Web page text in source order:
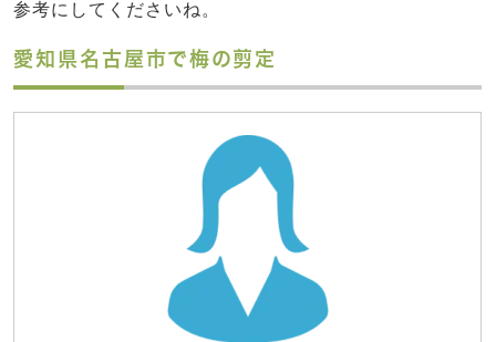
参考にしてくださいね。
愛知県名古屋市で梅の剪定